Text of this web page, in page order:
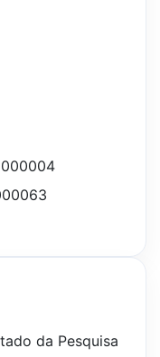
da Pesquisa